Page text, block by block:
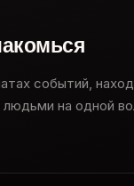
событий,
людьми на одной